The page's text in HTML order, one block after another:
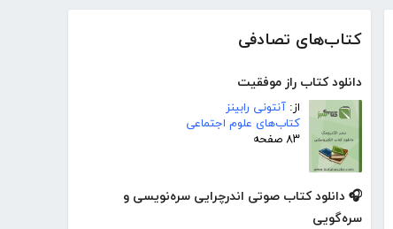
کتاب‌های تصادفی
دانلود کتاب راز موفقیت
از: آنتونی رابینز
کتاب‌های علوم اجتماعی
۸۳ صفحه
🎧 دانلود کتاب صوتی اندرچرایی سره‌نویسی و
سره‌گویی